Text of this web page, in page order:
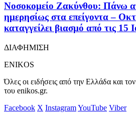
Νοσοκομείο Ζακύνθου: Πάνω
ημερησίως στα επείγοντα –
καταγγείλει βιασμό από τις 15
ΔΙΑΦΗΜΙΣΗ
ENIKOS
Όλες οι ειδήσεις από την Ελλάδα και
του enikos.gr.
Facebook X InstagramYouTube Viber